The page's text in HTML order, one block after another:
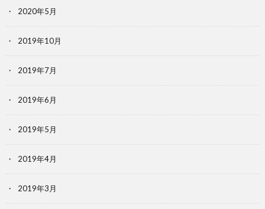
2020年5月
2019年10月
2019年7月
2019年6月
2019年5月
2019年4月
2019年3月